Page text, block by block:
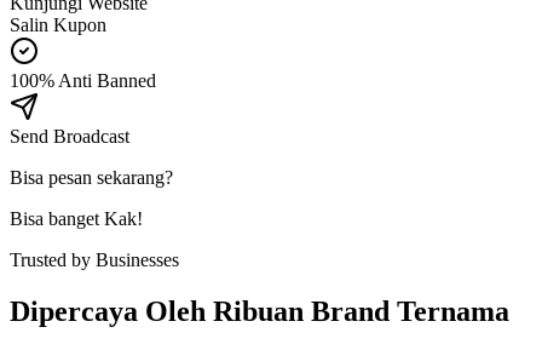
Salin Kupon
100% Anti Banned
Send Broadcast
Bisa pesan sekarang?
Bisa banget Kak!
Trusted by Businesses
Dipercaya Oleh Ribuan Brand Ternama